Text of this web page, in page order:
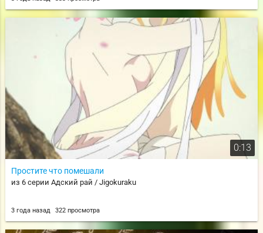
0:13
Простите что помешали
из 6 серии Адский рай / Jigokuraku
3 года назад 322 просмотра